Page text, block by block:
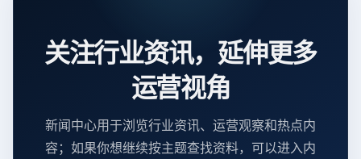
关注行业资讯，延伸更多
运营视角
新闻中心用于浏览行业资讯、运营观察和热点内
容；如果你想继续按主题查找资料，可以进入内